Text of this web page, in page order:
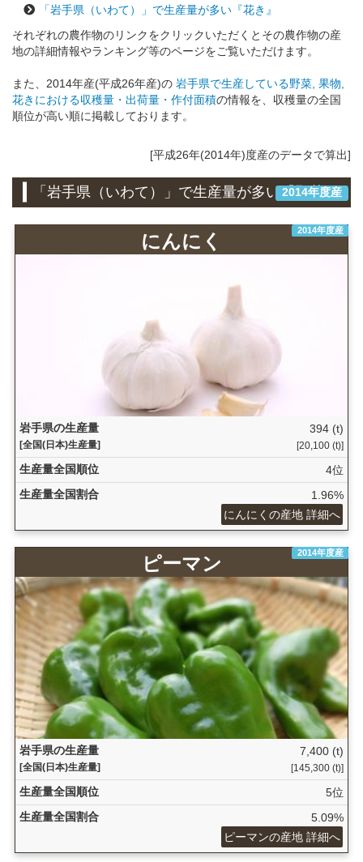
「岩手県（いわて）」で生産量が多い『花き』
それぞれの農作物のリンクをクリックいただくとその農作物の産
地の詳細情報やランキング等のページをご覧いただけます。
また、2014年産(平成26年産)の 岩手県で生産している野菜, 果物,
花きにおける収穫量・出荷量・作付面積の情報を、収穫量の全国
順位が高い順に掲載しております。
[平成26年(2014年)度産のデータで算出]
2014年度産
「岩手県（いわて）」で生産量が多い『野菜』
2014年度産
にんにく
岩手県の生産量
[全国(日本)生産量]
394 (t)
[20,100 (t)]
生産量全国順位
4位
生産量全国割合
1.96%
にんにくの産地 詳細へ
2014年度産
ピーマン
岩手県の生産量
[全国(日本)生産量]
7,400 (t)
[145,300 (t)]
生産量全国順位
5位
生産量全国割合
5.09%
ピーマンの産地 詳細へ